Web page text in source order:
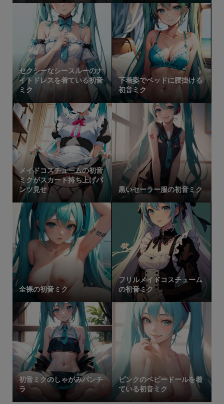
セクシーなシースルーのナ
イトドレスを着ている初音
ミク
下着姿でベッドに腰掛ける
初音ミク
メイドコスチュームの初音
ミクがスカート持ち上げパ
ンツ見せ
黒いセーラー服の初音ミク
全裸の初音ミク
フリルメイドコスチューム
の初音ミク
初音ミクのしゃがみパンチ
ラ
ピンクのベビードールを着
ている初音ミク